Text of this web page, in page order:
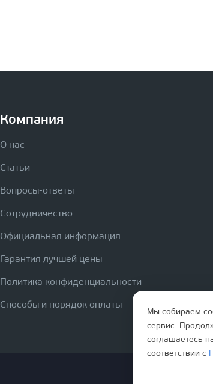
Компания
О нас
Статьи
Вопросы-ответы
Сотрудничество
Официальная информация
Гарантия лучшей цены
Политика конфиденциальности
Способы и порядок оплаты
Мы собираем
сервис.
соглашаетесь
соответствии с